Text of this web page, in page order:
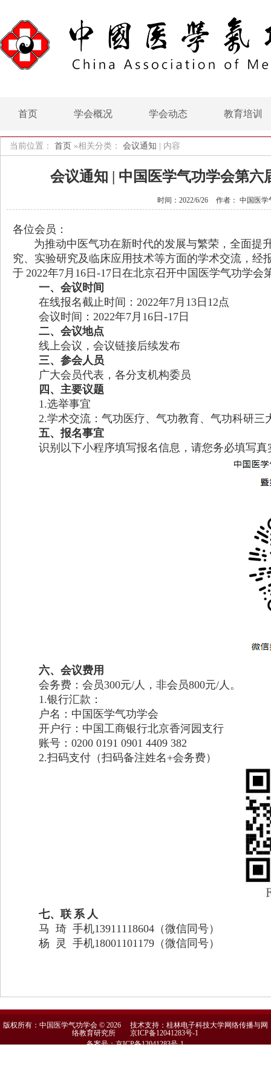
首页 学会概况 学会动态 教育培训
当前位置： 首页 »相关分类： 会议通知 内容
会议通知 | 中国医学气功学会第
时间：2022/6/26 作者： 中国医学
各位会员：
为推动中医气功在新时代的发展与繁荣，全面提
究、实验研究及临床应用技术等方面的学术交流，经
于 2022年7月16日-17日在北京召开中国医学气功学
一、会议时间
在线报名截止时间： 2022年7月13日 12点
会议时间： 2022年7月16日-17日
二、会议地点
线上会议，会议链接后续发布
三、参会人员
广大会员代表，各分支机构委员
四、主要议题
1.选举事宜
2.学术交流：气功医疗、气功教育、气功科研三
五、报名事宜
识别以下小程序填写报名信息，请您务必填写真
六、会议费用
会务费：会员300元/人，非会员800元/人。
1.银行汇款：
户名：中国医学气功学会
开户行：中国工商银行北京香河园支行
账号： 0200 0191 0901 4409 382
2.扫码支付（扫码备注姓名+会务费）
七、联 系 人
马 琦 手机13911118604（微信同号）
杨
灵 手机18001101179（微信同号）
版权所有：中国医学气功学会 © 2026 技术支持：桂林电子科技大学网络传播与网
络教育研究所京ICP备12041283号-1
备案号：京ICP备12041283号-1